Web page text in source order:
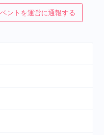
ントを運営に通報する